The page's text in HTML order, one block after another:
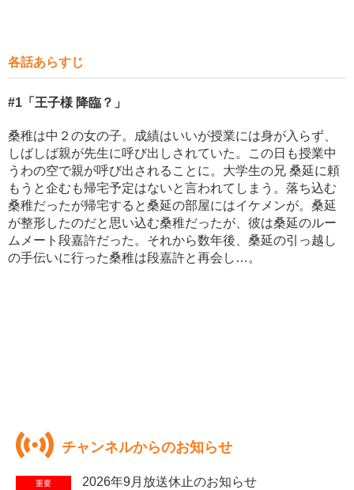
各話あらすじ
#1 「王子様 降臨？」
桑稚は中２の女の子。成績はいいが授業には身が入らず、
しばしば親が先生に呼び出しされていた。この日も授業中
うわの空で親が呼び出されることに。大学生の兄 桑延に頼
もうと企むも帰宅予定はないと言われてしまう。落ち込む
桑稚だったが帰宅すると桑延の部屋にはイケメンが。桑延
が整形したのだと思い込む桑稚だったが、彼は桑延のルー
ムメート段嘉許だった。それから数年後、桑延の引っ越し
の手伝いに行った桑稚は段嘉許と再会し…。
チャンネルからのお知らせ
重要 2026年9月放送休止のお知らせ